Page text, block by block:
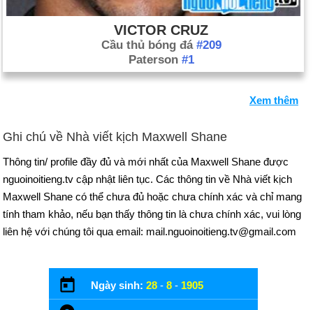
VICTOR CRUZ
Cầu thủ bóng đá #209
Paterson #1
Xem thêm
Ghi chú về Nhà viết kịch Maxwell Shane
Thông tin/ profile đầy đủ và mới nhất của Maxwell Shane được
nguoinoitieng.tv cập nhật liên tục. Các thông tin về Nhà viết kịch
Maxwell Shane có thể chưa đủ hoặc chưa chính xác và chỉ mang
tính tham khảo, nếu bạn thấy thông tin là chưa chính xác, vui lòng
liên hệ với chúng tôi qua email: mail.nguoinoitieng.tv@gmail.com
Ngày sinh: 28 - 8 - 1905